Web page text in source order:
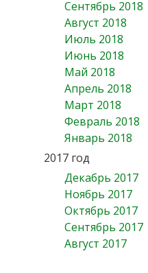
Сентябрь 2018
Август 2018
Июль 2018
Июнь 2018
Май 2018
Апрель 2018
Март 2018
Февраль 2018
Январь 2018
2017 год
Декабрь 2017
Ноябрь 2017
Октябрь 2017
Сентябрь 2017
Август 2017